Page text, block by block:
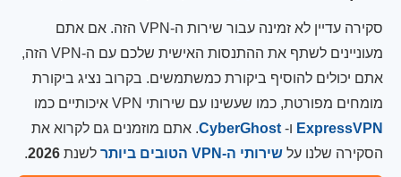
סקירה עדיין לא זמינה עבור שירות ה-VPN הזה. אם אתם
מעוניינים לשתף את ההתנסות האישית שלכם עם ה-VPN הזה,
אתם יכולים להוסיף ביקורת כמשתמשים. בקרוב נציג ביקורת
מומחים מפורטת, כמו שעשינו עם שירותי VPN איכותיים כמו
ExpressVPN ו-
. אתם מוזמנים גם לקרוא את
הסקירה שלנו על שירותי ה-VPN הטובים ביותר לשנת 2026
.